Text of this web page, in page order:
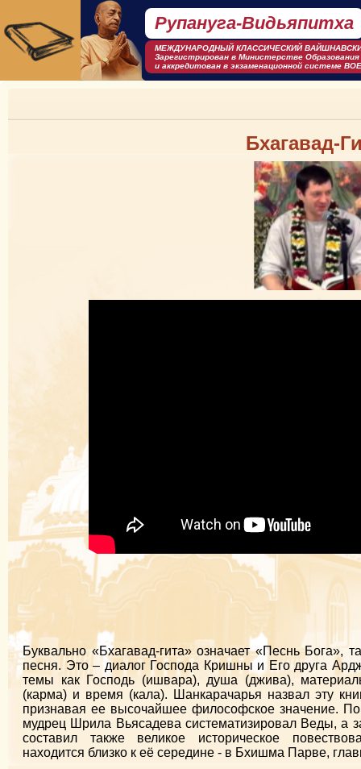
Рупануга-Видьяпитха
МЕЖДУНАРОДНЫЙ КЛАСCИЧЕСКИЙ
Зарегистрирован в Министерстве
и аккредитован в экзаменационной системе
Бхагавад-
Буквально «Бхагавад-гита» означает «Песнь Бога»,
песня. Это – диалог Господа Кришны и Его друга
темы как Господь (ишвара), душа (джива),
(карма) и время (кала). Шанкарачарья назвал эту
признавая ее высочайшее философское значение.
мудрец Шрила Вьясадева систематизировал Веды, а
составил также великое историческое
находится близко к её середине - в Бхишма Парве,